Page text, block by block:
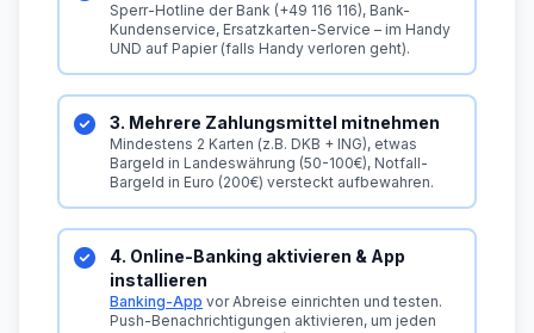
Sperr-Hotline der Bank (+49 116 116), Bank-
Kundenservice, Ersatzkarten-Service – im Handy
UND auf Papier (falls Handy verloren geht).
3. Mehrere Zahlungsmittel mitnehmen
Mindestens 2 Karten (z.B. DKB + ING), etwas
Bargeld in Landeswährung (50-100€), Notfall-
Bargeld in Euro (200€) versteckt aufbewahren.
4. Online-Banking aktivieren & App
installieren
Banking-App vor Abreise einrichten und testen.
Push-Benachrichtigungen aktivieren, um jeden